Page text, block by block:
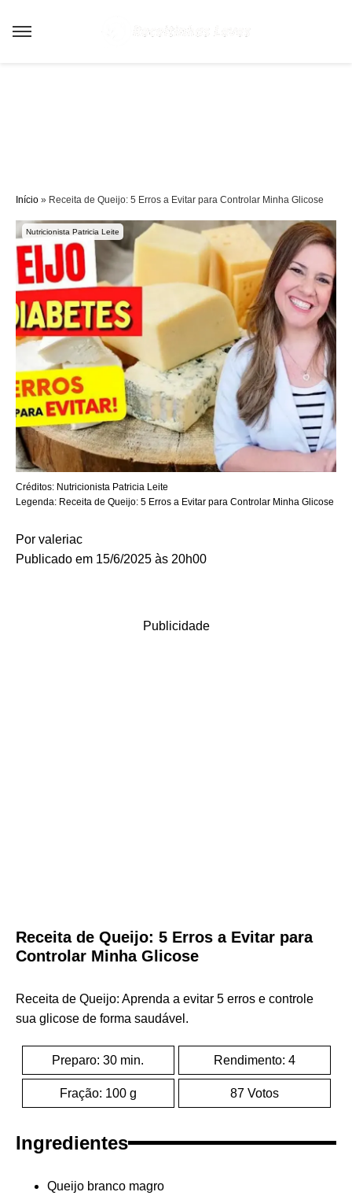
Início » Receita de Queijo: 5 Erros a Evitar para Controlar Minha Glicose
Nutricionista Patricia Leite
Créditos: Nutricionista Patricia Leite
Legenda: Receita de Queijo: 5 Erros a Evitar para Controlar Minha Glicose
Por valeriac
Publicado em 15/6/2025 às 20h00
Publicidade
Receita de Queijo: 5 Erros a Evitar para
Controlar Minha Glicose
Receita de Queijo: Aprenda a evitar 5 erros e controle
sua glicose de forma saudável.
Preparo: 30 min. Rendimento: 4
Fração: 100 g 87 Votos
Ingredientes
Queijo branco magro